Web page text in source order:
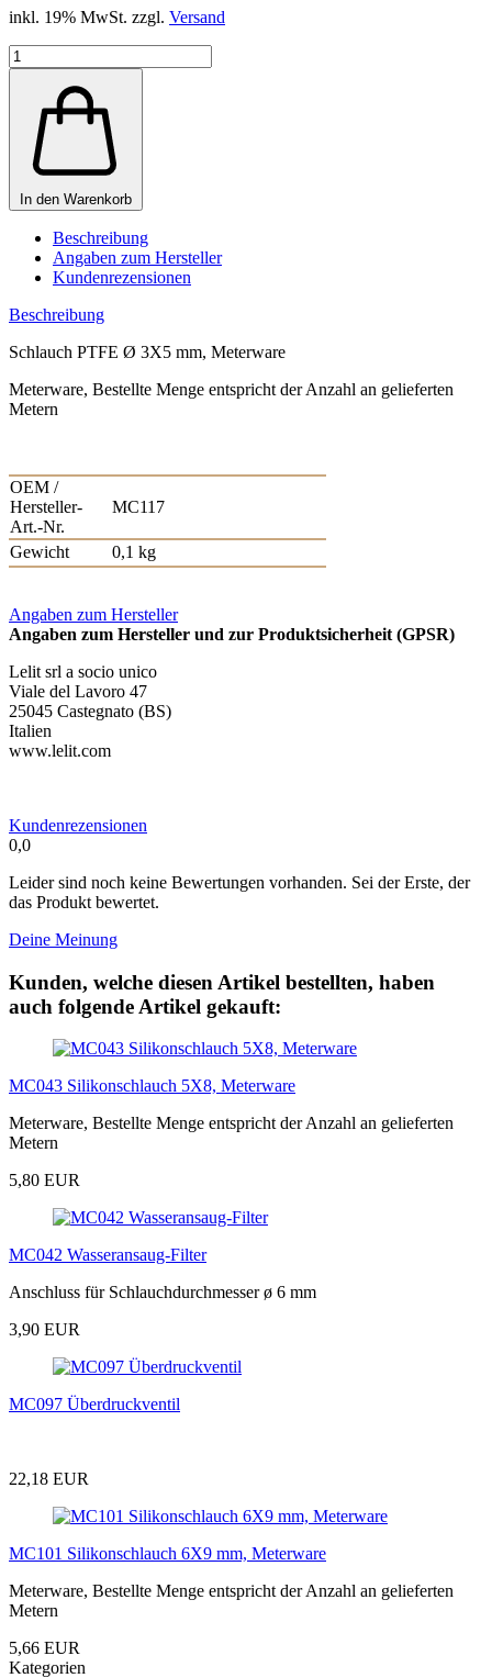
inkl. 19% MwSt. zzgl. Versand
In den Warenkorb
Beschreibung
Angaben zum Hersteller
Kundenrezensionen
Beschreibung
Schlauch PTFE Ø 3X5 mm, Meterware
Meterware, Bestellte Menge entspricht der Anzahl an gelieferten
Metern
OEM /
Hersteller-
Art.-Nr.
MC117
Gewicht 0,1 kg
Angaben zum Hersteller
Angaben zum Hersteller und zur Produktsicherheit (GPSR)
Lelit srl a socio unico
Viale del Lavoro 47
25045 Castegnato (BS)
Italien
www.lelit.com
Kundenrezensionen
0,0
Leider sind noch keine Bewertungen vorhanden. Sei der Erste, der
das Produkt bewertet.
Deine Meinung
Kunden, welche diesen Artikel bestellten, haben
auch folgende Artikel gekauft:
MC043 Silikonschlauch 5X8, Meterware
Meterware, Bestellte Menge entspricht der Anzahl an gelieferten
Metern
5,80 EUR
MC042 Wasseransaug-Filter
Anschluss für Schlauchdurchmesser ø 6 mm
3,90 EUR
MC097 Überdruckventil
22,18 EUR
MC101 Silikonschlauch 6X9 mm, Meterware
Meterware, Bestellte Menge entspricht der Anzahl an gelieferten
Metern
5,66 EUR
Kategorien